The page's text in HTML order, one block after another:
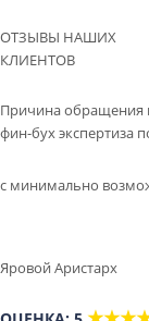
ОТЗЫВЫ НАШИХ
КЛИЕНТОВ
Причина обращения
фин-бух экспертиза
с минимально
Яровой Аристарх